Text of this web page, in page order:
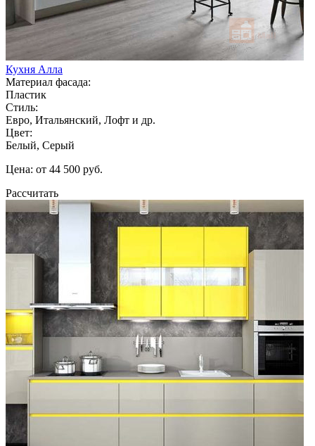
Кухня Алла
Материал фасада:
Пластик
Стиль:
Евро, Итальянский, Лофт и др.
Цвет:
Белый, Серый
Цена: от 44 500 руб.
Рассчитать